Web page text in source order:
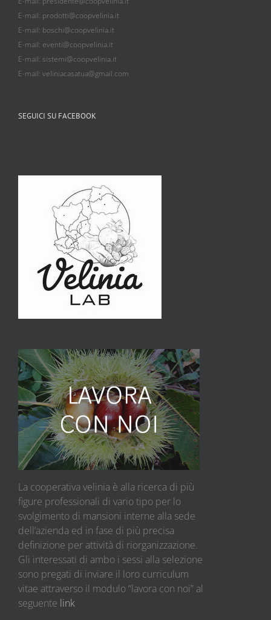
E-mail: prodotti@coopvelinia.it
E-mail: boschi@coopvelinia.it
E-mail: eventi@coopvelinia.it
E-mail: sistemi@coopvelinia.it
E-mail: veliniacasatua@gmail.com
SEGUICI SU FACEBOOK
La cooperativa velinia è alla ricerca di più
figure professionali di vario tipo per lo
svolgimento di mansioni interne alla sede
dell’azienda ed in fase di più precisa
definizione per attività di riorganizzazione.
Gli interessati di ambo i sessi alla selezione
sono pregati di inviare il loro curriculum
vitae attraverso il modulo “lavora con noi” al
seguente link